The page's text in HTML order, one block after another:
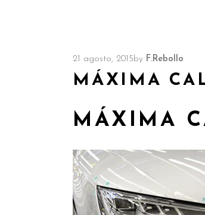
21 agosto, 2015by F.Rebollo
MÁXIMA
MÁXIMA